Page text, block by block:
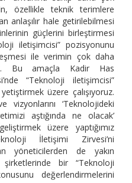
özellikle teknik terimlere
anlaşılır hale getirilebilmesi
güçlerini birleştirmesi
iletişimcisi” pozisyonunu
ile verimin çok daha
Bu amaçla Kadir Has
“Teknoloji iletişimcisi”
üzere çalışıyoruz.
vizyonlarını ‘Teknolojideki
aştığında ne olacak’
üzere yaptığımız
İletişimi Zirvesi’ni
yöneticilerden de yakın
şirketlerinde bir “Teknoloji
değerlendirmelerini